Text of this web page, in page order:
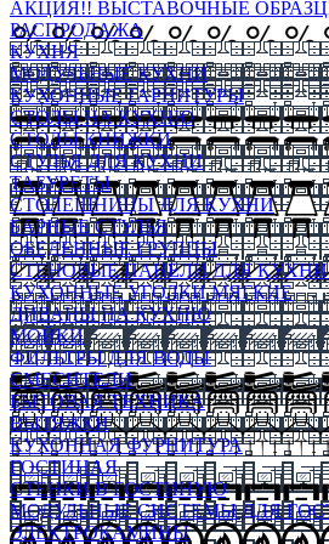
АКЦИЯ!! ВЫСТАВОЧНЫЕ
РАСПРОДАЖА
КУХНЯ
МОДУЛЬНЫЕ КУХНИ
КУХОННЫЕ ГАРНИТУРЫ
СТОЛЫ НА КУХНЮ
СТОЛЫ КНИЖКИ
СТУЛЬЯ ДЛЯ КУХНИ
ТАБУРЕТЫ
СТОЛЕШНИЦЫ ДЛЯ КУХНИ
БАРНЫЕ СТУЛЬЯ
ОБЕДЕННЫЕ ГРУППЫ
СТЕНОВЫЕ ПАНЕЛИ ДЛЯ
КУХОННЫЕ УГОЛКИ МЯГКИЕ
ДИВАНЫ НА КУХНЮ
МОЙКИ
ФИЛЬТРЫ ДЛЯ ВОДЫ
СМЕСИТЕЛИ
БЫТОВАЯ ТЕХНИКА
ВЫТЯЖКИ
КУХОННАЯ ФУРНИТУРА
ГОСТИНАЯ
СТЕНКИ В ГОСТИНУЮ
МОДУЛЬНЫЕ СИСТЕМЫ ДЛЯ
ЭЛЕКТРОКАМИНЫ